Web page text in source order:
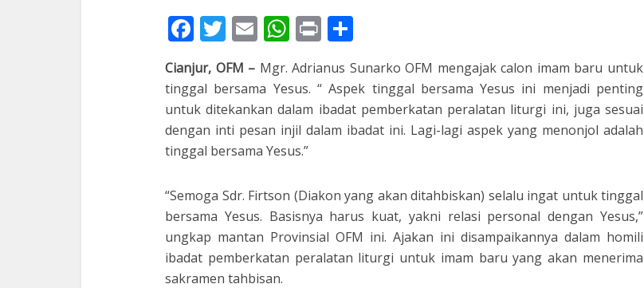
Facebook
Twitter
EmailWhatsApp
Print
Cianjur, OFM – Mgr. Adrianus Sunarko OFM mengajak calon imam baru untuk
tinggal bersama Yesus. “ Aspek tinggal bersama Yesus ini menjadi penting
untuk ditekankan dalam ibadat pemberkatan peralatan liturgi ini, juga sesuai
dengan inti pesan injil dalam ibadat ini. Lagi-lagi aspek yang menonjol adalah
tinggal bersama Yesus.”
“Semoga Sdr. Firtson (Diakon yang akan ditahbiskan) selalu ingat untuk tinggal
bersama Yesus. Basisnya harus kuat, yakni relasi personal dengan Yesus,”
ungkap mantan Provinsial OFM ini. Ajakan ini disampaikannya dalam homili
ibadat pemberkatan peralatan liturgi untuk imam baru yang akan menerima
sakramen tahbisan.